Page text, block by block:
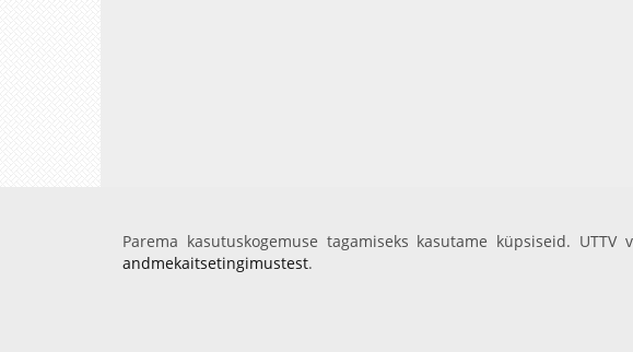
Parema kasutuskogemuse tagamiseks kasutame küpsiseid.
andmekaitsetingimustest.